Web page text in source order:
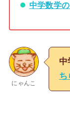
中学数学
にゃんこ
中
ち